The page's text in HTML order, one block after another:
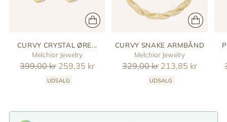
CURVY CRYSTAL ØRE...
Melchior Jewelry
Reguler
399,00 kr 259,35 kr
UDSALG
CURVY SNAKE ARMBÅND
Melchior Jewelry
Reguler
329,00 kr 213,85 kr
UDSALG